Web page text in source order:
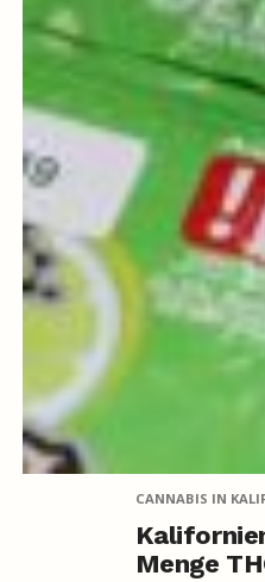
CANNABIS IN
Menge